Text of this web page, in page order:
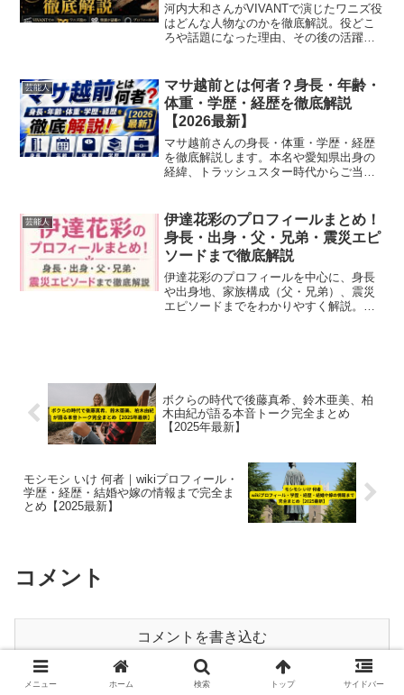
河内大和さんがVIVANTで演じたワニズ役
はどんな人物なのかを徹底解説。役どこ
ろや話題になった理由、その後の活躍ま
芸能人
マサ越前とは何者？身長・年齢・
体重・学歴・経歴を徹底解説
【2026最新】
マサ越前さんの身長・体重・学歴・経歴
を徹底解説します。本名や愛知県出身の
経緯、トラッシュスター時代からご当地
芸能人
伊達花彩のプロフィールまとめ！
身長・出身・父・兄弟・震災エピ
ソードまで徹底解説
伊達花彩のプロフィールを中心に、身長
や出身地、家族構成（父・兄弟）、震災
エピソードまでをわかりやすく解説。話
ボクらの時代で後藤真希、鈴木亜美、柏
木由紀が語る本音トーク完全まとめ
【2025年最新】
モシモシ いけ 何者｜wikiプロフィール・
学歴・経歴・結婚や嫁の情報まで完全ま
とめ【2025最新】
コメント
コメントを書き込む
メニュー ホーム 検索 トップ サイドバー